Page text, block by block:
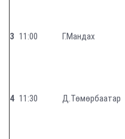
3 11:00 Г.Мандах
4 11:30 Д.Төмөрбаатар